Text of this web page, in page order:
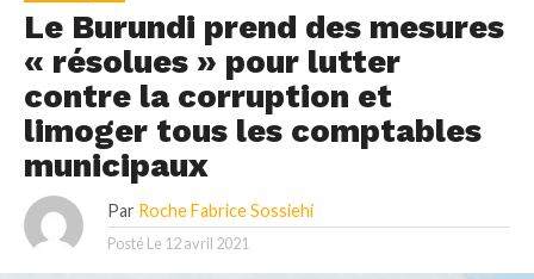
Le Burundi prend des mesures
« résolues » pour lutter
contre la corruption et
limoger tous les comptables
municipaux
Par Roche Fabrice Sossiehi
Posté Le 12 avril 2021